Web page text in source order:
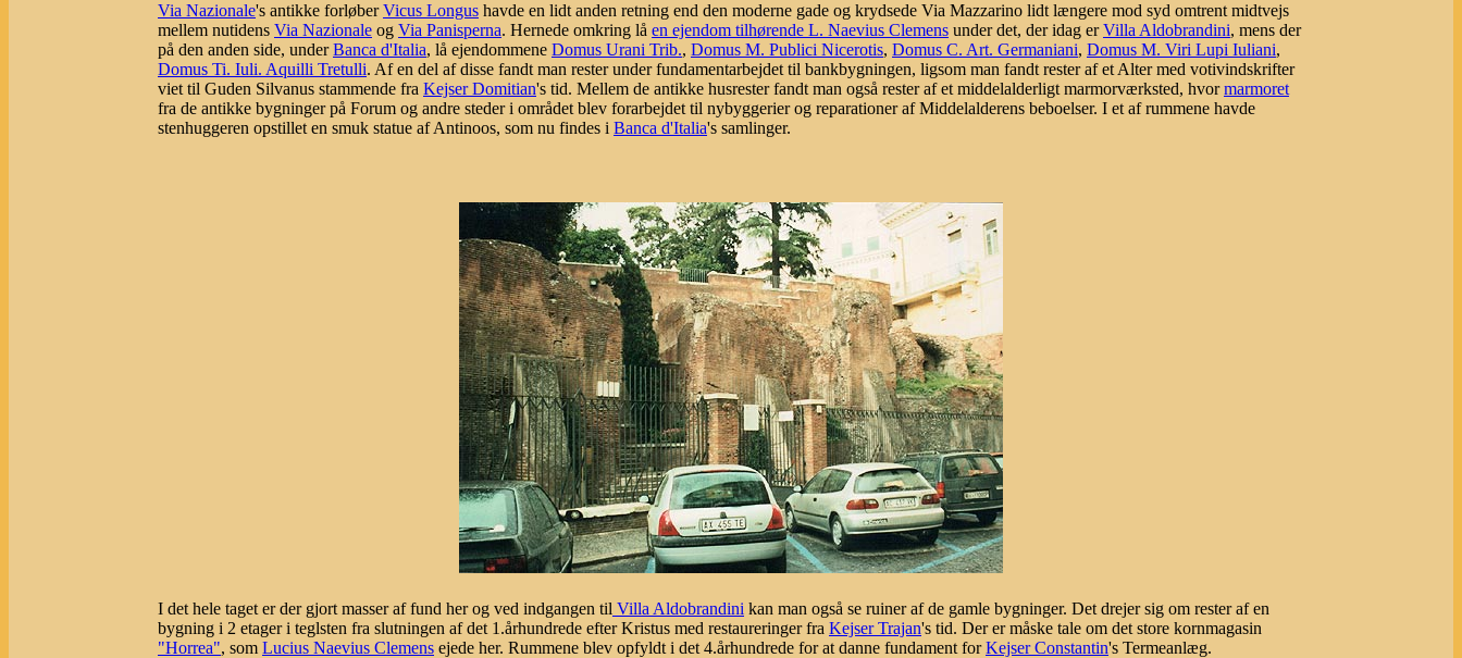
Via Nazionale's antikke forløberVicus Longus havde en lidt anden retning end den moderne gade og krydsede Via Mazzarino lidt længere mod syd omtrent midtvejs
mellem nutidens Via Nazionale og Via Panisperna. Hernede omkring lå en ejendom tilhørende L. Naevius Clemens under det, der idag erVilla Aldobrandini, mens der
på den anden side, underBanca d'Italia, lå ejendommene Domus Urani Trib., Domus M. Publici Nicerotis, Domus C. Art. Germaniani, Domus M. Viri Lupi Iuliani,
Domus Ti. Iuli. Aquilli Tretulli. Af en del af disse fandt man rester under fundamentarbejdet til bankbygningen, ligsom man fandt rester af et Alter med votivindskrifter
viet til Guden Silvanus stammende fra Kejser Domitian's tid. Mellem de antikke husrester fandt man også rester af et middelalderligt marmorværksted, hvormarmoret
fra de antikke bygninger på Forum og andre steder i området blev forarbejdet til nybyggerier og reparationer af Middelalderens beboelser. I et af rummene havde
stenhuggeren opstillet en smuk statue af Antinoos, som nu findes i Banca d'Italia's samlinger.
I det hele taget er der gjort masser af fund her og ved indgangen til Villa Aldobrandini kan man også se ruiner af de gamle bygninger. Det drejer sig om rester af en
bygning i 2 etager i teglsten fra slutningen af det 1.århundrede efter Kristus med restaureringer fra Kejser Trajan's tid. Der er måske tale om det store kornmagasin
"Horrea", som Lucius Naevius Clemens ejede her. Rummene blev opfyldt i det 4.århundrede for at danne fundament forKejser Constantin's Termeanlæg.